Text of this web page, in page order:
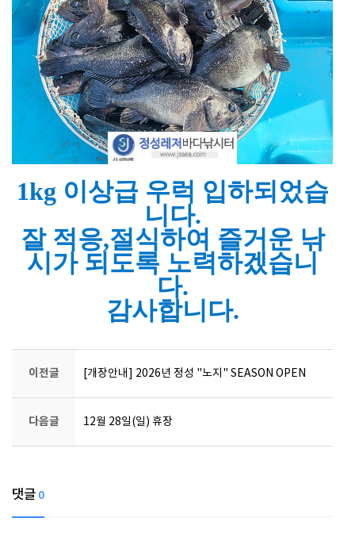
1kg 이상급 우럭 입하되었습
니다.
잘 적응,절식하여 즐거운 낚
시가 되도록 노력하겠습니
다.
감사합니다.
이전글 [개장안내] 2026년 정성 "노지" SEASON OPEN
다음글 12월 28일(일) 휴장
댓글 0